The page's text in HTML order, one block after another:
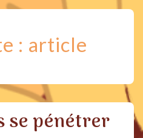
: article
se pénétrer